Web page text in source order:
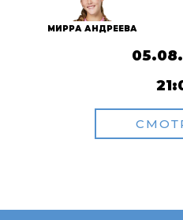
МИРРА АНДРЕЕВА